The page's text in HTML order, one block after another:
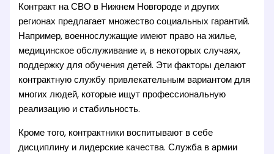
Контракт на СВО в Нижнем Новгороде и других
регионах предлагает множество социальных гарантий.
Например, военнослужащие имеют право на жилье,
медицинское обслуживание и, в некоторых случаях,
поддержку для обучения детей. Эти факторы делают
контрактную службу привлекательным вариантом для
многих людей, которые ищут профессиональную
реализацию и стабильность.
Кроме того, контрактники воспитывают в себе
дисциплину и лидерские качества. Служба в армии